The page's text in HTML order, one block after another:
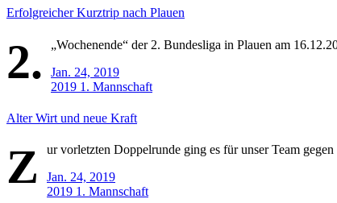
Erfolgreicher Kurztrip nach Plauen
2.
„Wochenende“ der 2. Bundesliga in Plauen am
Jan. 24, 2019
2019 1. Mannschaft
Alter Wirt und neue Kraft
Z
ur vorletzten Doppelrunde ging es für unser Team
Jan. 24, 2019
2019 1. Mannschaft